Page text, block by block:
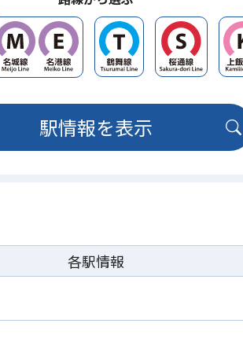
駅情報を表示
各駅情報